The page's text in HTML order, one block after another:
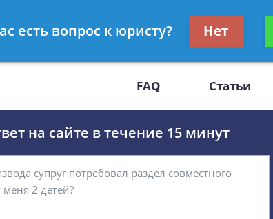
Получите
FAQ Статьи
на сайте в течение 15 минут
есть вопрос к юристу? Нет